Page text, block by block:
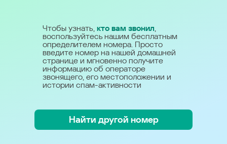
Чтобы узнать, кто вам звонил,
воспользуйтесь нашим бесплатным
определителем номера. Просто
введите номер на нашей домашней
странице и мгновенно получите
информацию об операторе
звонящего, его местоположении и
истории спам-активности
Найти другой номер